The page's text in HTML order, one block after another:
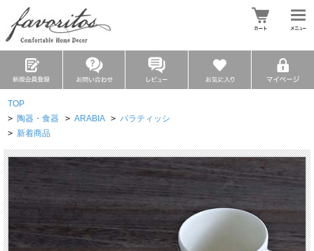
TOP
> 陶器・食器 > ARABIA > パラティッシ
> 新着商品